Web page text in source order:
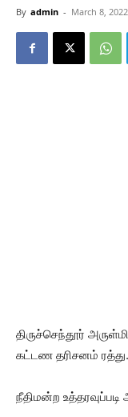
By admin - March 8, 2022
திருச்செந்தூர்
கட்டண தரிசனம் ரத்து.
நீதிமன்ற